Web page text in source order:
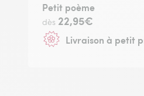
Petit poème
dès 22,95€
Livraison à petit